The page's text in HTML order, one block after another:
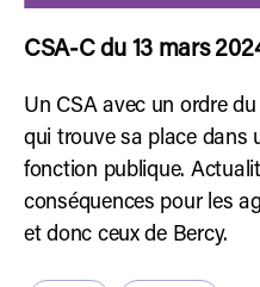
CSA-C du 13 mars
Un CSA avec un ordre
qui trouve sa place dans
fonction publique.
conséquences pour les
et donc ceux de Bercy.